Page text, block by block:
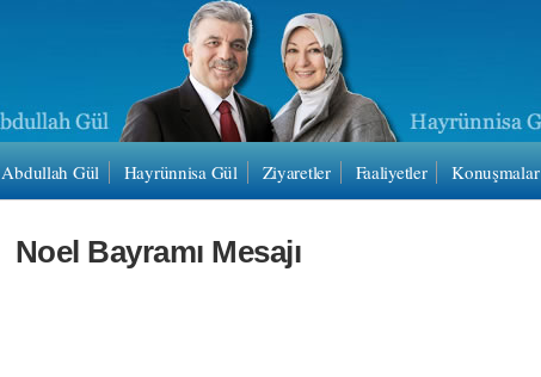
Abdullah Gül Hayrünnisa Gül Ziyaretler Faaliyetler Konuşmalar
Noel Bayramı Mesajı